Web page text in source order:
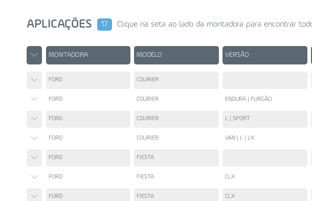
APLICAÇÕES 17 Clique na seta ao lado da montadora para encontrar
MONTADORA MODELO VERSÃO
FORD COURIER
FORD COURIER ENDURA | FURGÃO
FORD COURIER L | SPORT
FORD COURIER VAN | L | LX
FORD FIESTA
FORD FIESTA CLX
FORD FIESTA CLX